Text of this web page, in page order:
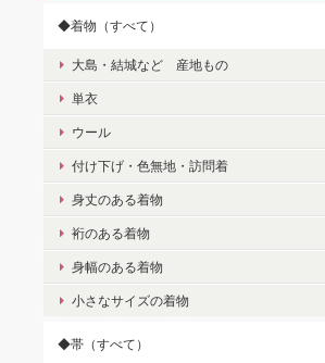
◆着物（すべて）
大島・結城など 産地もの
単衣
ウール
付け下げ・色無地・訪問着
身丈のある着物
裄のある着物
身幅のある着物
小さなサイズの着物
◆帯（すべて）